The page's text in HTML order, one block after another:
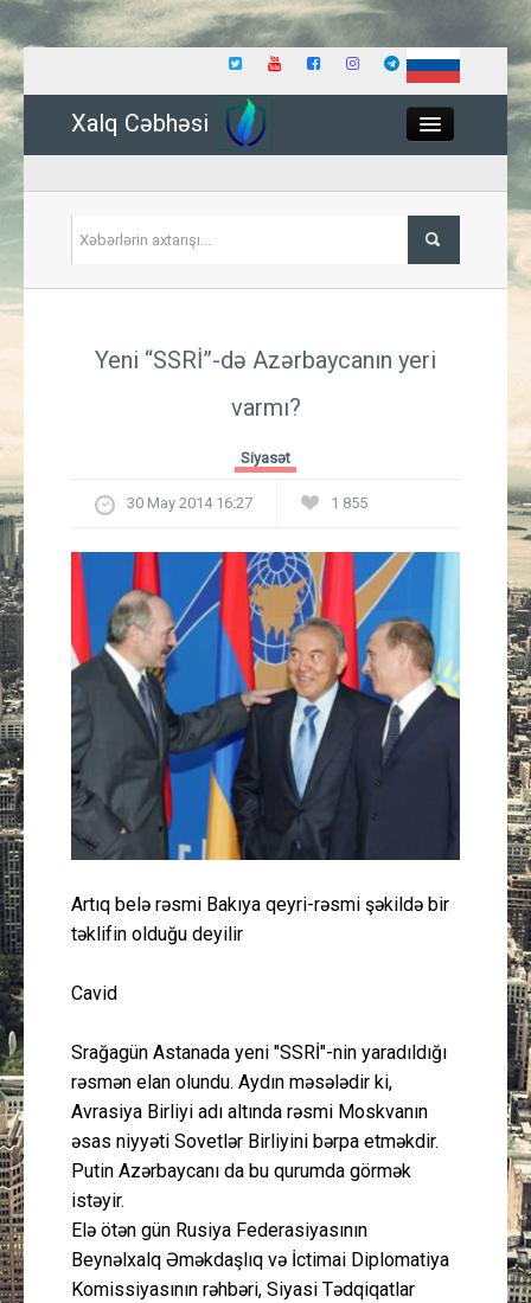
Xalq Cəbhəsi
İqtisadiyyat
Güney Azərbaycan
Mədəniyyət
Müsahibə
İdman
Gündəm
Cəmiyyət
Əlaqə
Yeni “SSRİ”-də Azərbaycanın yeri
varmı?
Siyasət
30 May 2014 16:27 1 855
Artıq belə rəsmi Bakıya qeyri-rəsmi şəkildə bir
təklifin olduğu deyilir
Cavid
Srağagün Astanada yeni "SSRİ"-nin yaradıldığı
rəsmən elan olundu. Aydın məsələdir ki,
Avrasiya Birliyi adı altında rəsmi Moskvanın
əsas niyyəti Sovetlər Birliyini bərpa etməkdir.
Putin Azərbaycanı da bu qurumda görmək
istəyir.
Elə ötən gün Rusiya Federasiyasının
Beynəlxalq Əməkdaşlıq və İctimai Diplomatiya
Komissiyasının rəhbəri, Siyasi Tədqiqatlar